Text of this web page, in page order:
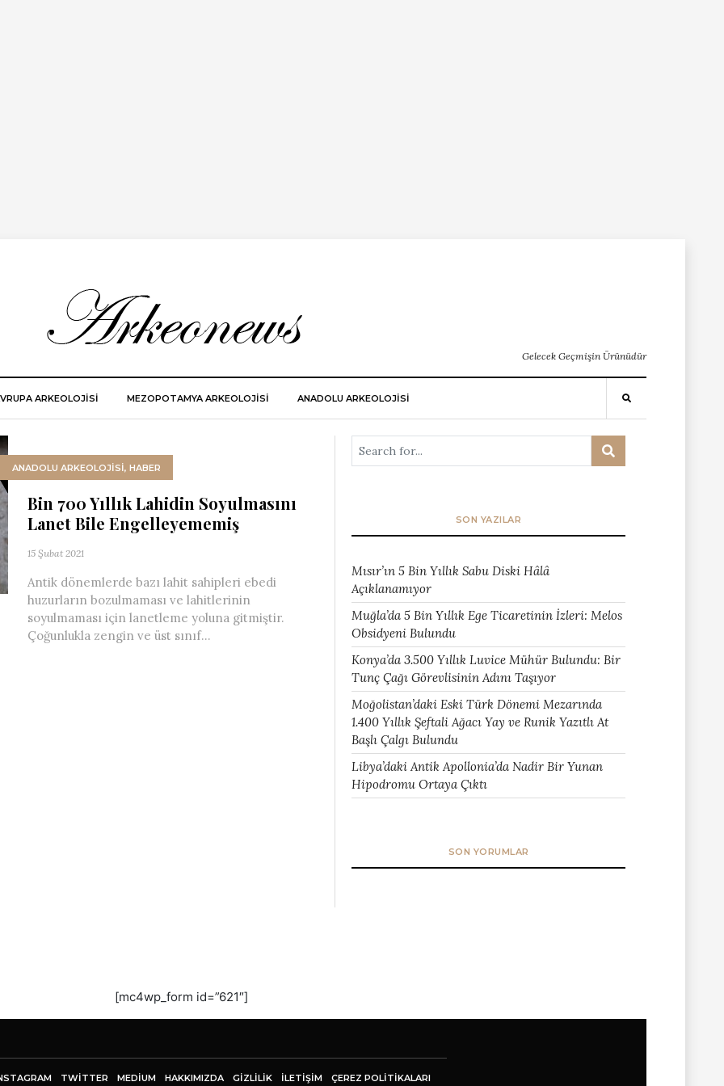
Gelecek Geçmişin Ürünüdür
ARKEOLOJISI MEZOPOTAMYA ARKEOLOJISI ANADOLU ARKEOLOJİSİ
ANADOLU ARKEOLOJİSİ, HABER
Bin 700 Yıllık Lahidin Soyulmasını
Lanet Bile Engelleyememiş
15 Şubat 2021
Antik dönemlerde bazı lahit sahipleri ebedi
huzurların bozulmaması ve lahitlerinin
soyulmaması için lanetleme yoluna gitmiştir.
Çoğunlukla zengin ve üst sınıf...
SON YAZILAR
Mısır’ın 5 Bin Yıllık Sabu Diski Hâlâ
Açıklanamıyor
Muğla’da 5 Bin Yıllık Ege Ticaretinin İzleri: Melos
Obsidyeni Bulundu
Konya’da 3.500 Yıllık Luvice Mühür Bulundu: Bir
Tunç Çağı Görevlisinin Adını Taşıyor
Moğolistan’daki Eski Türk Dönemi Mezarında
1.400 Yıllık Şeftali Ağacı Yay ve Runik Yazıtlı At
Başlı Çalgı Bulundu
Libya’daki Antik Apollonia’da Nadir Bir Yunan
Hipodromu Ortaya Çıktı
SON YORUMLAR
[mc4wp_form id=”621″]
TWITTER MEDIUM HAKKIMIZDA GİZLİLİK İLETIŞIM ÇEREZ POLITIKALARI